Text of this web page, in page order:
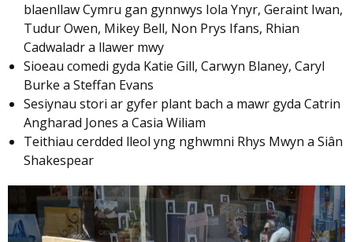
blaenllaw Cymru gan gynnwys Iola Ynyr, Geraint Iwan,
Tudur Owen, Mikey Bell, Non Prys Ifans, Rhian
Cadwaladr a llawer mwy
Sioeau comedi gyda Katie Gill, Carwyn Blaney, Caryl
Burke a Steffan Evans
Sesiynau stori ar gyfer plant bach a mawr gyda Catrin
Angharad Jones a Casia Wiliam
Teithiau cerdded lleol yng nghwmni Rhys Mwyn a Siân
Shakespear